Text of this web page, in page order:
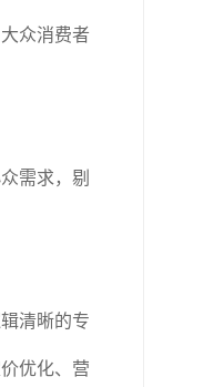
众消费者
需求，剔
清晰的专
优化、营